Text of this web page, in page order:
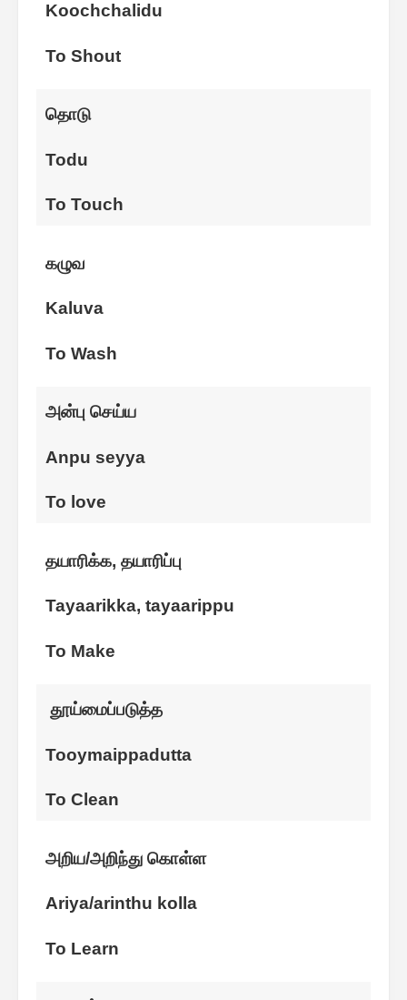
Koochchalidu
To Shout
தொடு
Todu
To Touch
கழுவ
Kaluva
To Wash
அன்பு செய்ய
Anpu seyya
To love
தயாரிக்க, தயாரிப்பு
Tayaarikka, tayaarippu
To Make
தூய்மைப்படுத்த
Tooymaippadutta
To Clean
அறிய/அறிந்து கொள்ள
Ariya/arinthu kolla
To Learn